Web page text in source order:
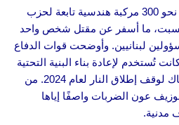
قصف سلاح الجو الإسرائيلي نحو 300 مركبة هندسية تابعة لحزب
ما أسفر عن مقتل شخص واحد
لبنانيين. وأوضحت قوات الدفاع
تُستخدم لإعادة بناء البنية التحتية
العسكرية لحزب الله في انتهاك لوقف إطلاق النار لعام 2024. من
عون الضربات واصفًا إياها
مدنية.